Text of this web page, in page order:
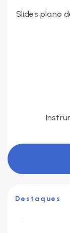
Slides plano
Destaques